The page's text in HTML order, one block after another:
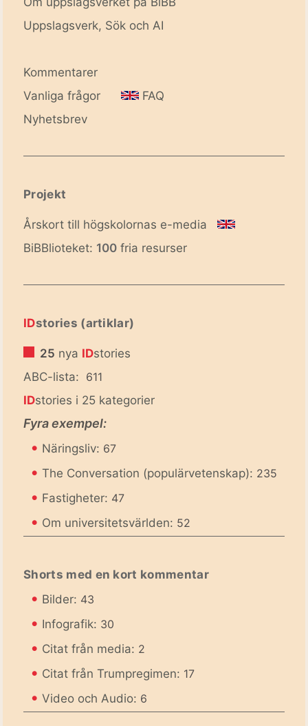
Uppslagsverk, Sök och AI
Kommentarer
Vanliga frågor
FAQ
Nyhetsbrev
Projekt
Årskort till högskolornas e-media
BiBBlioteket: 100 fria resurser
IDstories (artiklar)
25 nya IDstories
ABC-lista: 611
IDstories i 25 kategorier
Fyra exempel:
• Näringsliv: 67
• The Conversation (populärvetenskap): 235
• Fastigheter: 47
• Om universitetsvärlden: 52
Shorts med en kort kommentar
• Bilder: 43
• Infografik: 30
• Citat från media: 2
• Citat från Trumpregimen: 17
• Video och Audio: 6